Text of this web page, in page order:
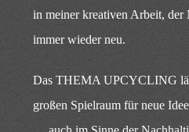
in meiner kreativen Arbeit, der
immer wieder neu.
Das THEMA UPCYCLING
großen Spielraum für neue